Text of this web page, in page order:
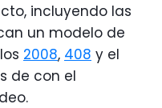
incluyendo las
un modelo de
2008, 408 y el
de con el